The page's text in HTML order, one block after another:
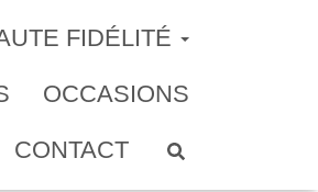
FIDÉLITÉ
OCCASIONS
CONTACT